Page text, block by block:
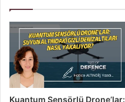
Kuantum Sensörlü Drone’lar: